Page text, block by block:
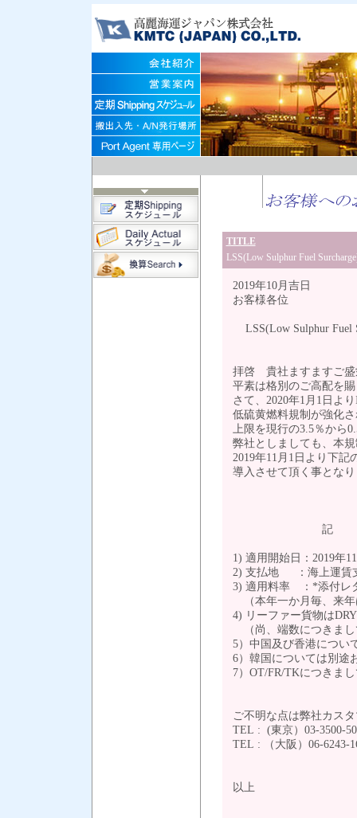
TITLE
LSS(Low Sulphur Fuel
2019年10月吉日
お客様各位
LSS(Low Sulphur Fuel
拝啓 貴社ますますご盛
平素は格別のご高配を
さて、2020年1月1日よ
低硫黄燃料規制が強化
上限を現行の3.5％から
弊社としましても、本
2019年11月1日より下記
導入させて頂く事とな
記
1) 適用開始日：2019年
2) 支払地 ：海上運賃
3) 適用料率 ：*添付レ
（本年一か月毎、来年
4) リーファー貨物は
（尚、端数につきまし
5）中国及び香港につい
6）韓国については別途
7）OT/FR/TKにつきま
ご不明な点は弊社カス
TEL : (東京）03-3500-
TEL : （大阪
以上